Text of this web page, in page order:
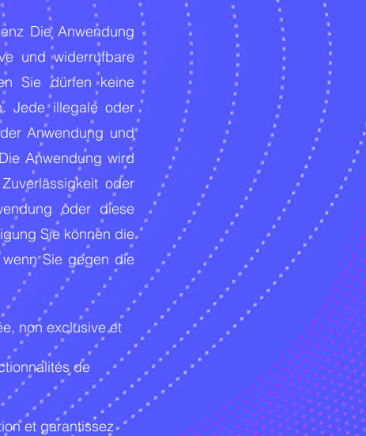
Die Anwendung
und widerrufbare
Sie dürfen keine
Jede illegale oder
Anwendung und
Anwendung wird
oder
oder diese
Sie können die
Sie gegen die
non exclusive et
de
et garantissez